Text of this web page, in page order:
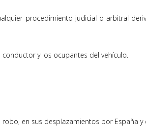
procedimiento judicial o arbitral
y los ocupantes del vehículo.
en sus desplazamientos por España y